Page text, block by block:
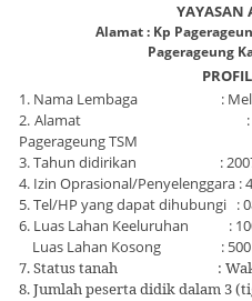
YAYASAN
Alamat : Kp
Pagerageung
1. Nama Lembaga :
2. Alamat : Kp.
Pagerageung TSM
3. Tahun didirikan :
4. Izin Oprasional/Penyelenggara :
5. Tel/HP yang dapat dihubungi :
6. Luas Lahan Keeluruhan :
Luas Lahan Kosong : 500
7. Status tanah :
8. Jumlah peserta didik dalam 3